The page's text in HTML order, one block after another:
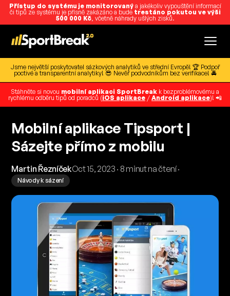
Přístup do systému je monitorovanýa jakékoliv vypouštění informací
či tipů ze systému je přísně zakázáno a bude trestáno pokutou ve výši
500 000 Kč, včetně náhrady ušlých zisků.
Jsme největší poskytovatel sázkových analytiků ve střední Evropě! 🏆 Podpoř
poctivé a transparentní analytiky! 😎 Nevěř podvodníkům bez verifikace! 🚔
Stáhněte si novou mobilní aplikaci SportBreak k bezproblémovému a
rychlému odběru tipů od poradců (iOS aplikace / Android aplikace)! 📲
Mobilní aplikace Tipsport |
Sázejte přímo z mobilu
Martin ŘezníčekOct 15, 2023 · 8 minut na čtení ·
Návody k sázení